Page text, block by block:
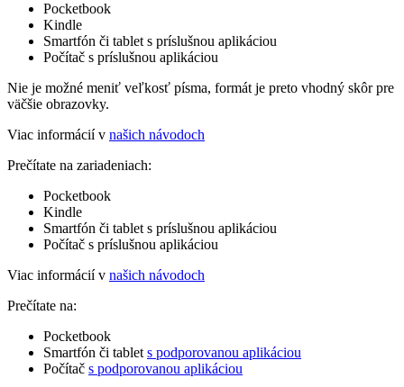
Pocketbook
Kindle
Smartfón či tablet s príslušnou aplikáciou
Počítač s príslušnou aplikáciou
Nie je možné meniť veľkosť písma, formát je preto vhodný skôr pre
väčšie obrazovky.
Viac informácií v našich návodoch
Prečítate na zariadeniach:
Pocketbook
Kindle
Smartfón či tablet s príslušnou aplikáciou
Počítač s príslušnou aplikáciou
Viac informácií v našich návodoch
Prečítate na:
Pocketbook
Smartfón či tablet s podporovanou aplikáciou
Počítač s podporovanou aplikáciou